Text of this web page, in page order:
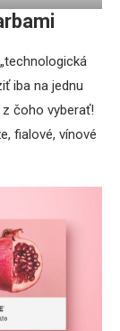
iba na jednu
čoho vyberať!
fialové, vínové